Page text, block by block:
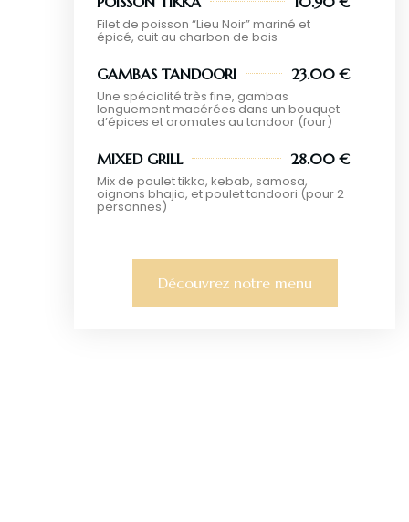
Filet de poisson “Lieu Noir” mariné et
épicé, cuit au charbon de bois
GAMBAS TANDOORI 23.00 €
Une spécialité très fine, gambas
longuement macérées dans un bouquet
d’épices et aromates au tandoor (four)
MIXED GRILL 28.00 €
Mix de poulet tikka, kebab, samosa,
oignons bhajia, et poulet tandoori (pour 2
personnes)
Découvrez notre menu